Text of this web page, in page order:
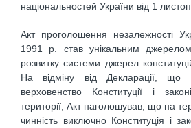
національностей України від 1
Акт проголошення незалежності
1991 р. став унікальним
розвитку системи джерел
На відміну від Декларації, що
верховенство Конституції і
території, Акт наголошував, що на
чинність виключно Конституція і